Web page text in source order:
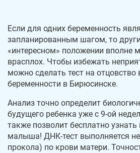
Если для одних беременность
запланированным шагом, то
«интересном» положении вполне
врасплох. Чтобы избежать
можно сделать тест на отцовство
беременности в Бирюсинске.
Анализ точно определит
будущего ребенка уже с 9-ой
также позволит бесплатно
малыша! ДНК-тест выполняется
прокола) по крови матери.